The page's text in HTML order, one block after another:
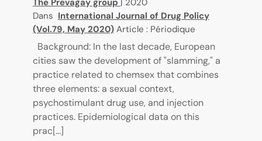
The Prevagay group | 2020
Dans International Journal of Drug Policy
(Vol.79, May 2020) Article : Périodique
Background: In the last decade, European
cities saw the development of "slamming," a
practice related to chemsex that combines
three elements: a sexual context,
psychostimulant drug use, and injection
practices. Epidemiological data on this
prac[...]